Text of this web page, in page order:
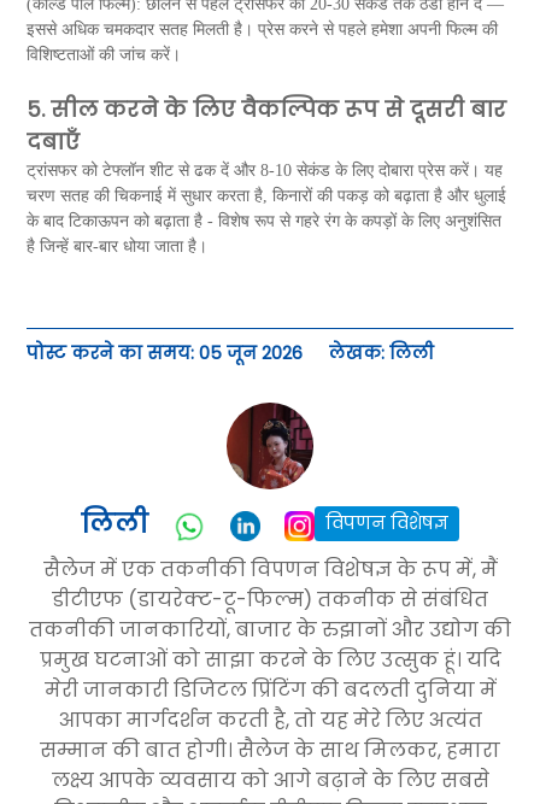
इससे अधिक चमकदार सतह मिलती है। प्रेस करने से पहले हमेशा अपनी फिल्म की
विशिष्टताओं की जांच करें।
5. सील करने के लिए वैकल्पिक रूप से दूसरी बार
दबाएँ
ट्रांसफर को टेफ्लॉन शीट से ढक दें और 8-10 सेकंड के लिए दोबारा प्रेस करें। यह
चरण सतह की चिकनाई में सुधार करता है, किनारों की पकड़ को बढ़ाता है और धुलाई
के बाद टिकाऊपन को बढ़ाता है - विशेष रूप से गहरे रंग के कपड़ों के लिए अनुशंसित
है जिन्हें बार-बार धोया जाता है।
पोस्ट करने का समय: 05 जून 2026 लेखक: लिली
लिली विपणन विशेषज्ञ
सैलेज में एक तकनीकी विपणन विशेषज्ञ के रूप में, मैं
डीटीएफ (डायरेक्ट-टू-फिल्म) तकनीक से संबंधित
तकनीकी जानकारियों, बाजार के रुझानों और उद्योग की
प्रमुख घटनाओं को साझा करने के लिए उत्सुक हूं। यदि
मेरी जानकारी डिजिटल प्रिंटिंग की बदलती दुनिया में
आपका मार्गदर्शन करती है, तो यह मेरे लिए अत्यंत
सम्मान की बात होगी। सैलेज के साथ मिलकर, हमारा
लक्ष्य आपके व्यवसाय को आगे बढ़ाने के लिए सबसे